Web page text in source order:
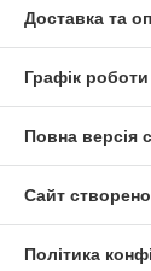
Доставка та
Графік роботи
Повна версія
Сайт
Політика